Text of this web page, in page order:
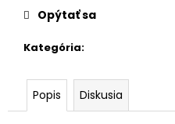
Kategória:
Opýtať sa
Popis Diskusia